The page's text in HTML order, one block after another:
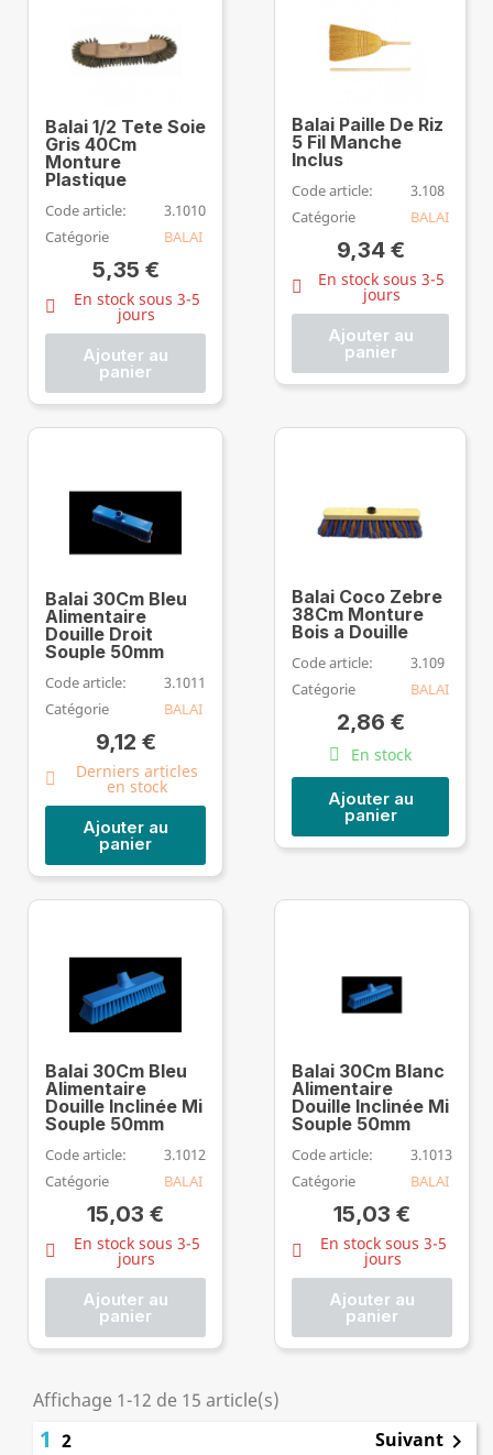
Balai 1/2 Tete Soie
Gris 40Cm
Monture
Plastique
Code article:
3.1010
Catégorie
BALAI
5,35 €
En stock sous 3-5
jours
Ajouter au
panier
Balai Paille De Riz
5 Fil Manche
Inclus
Code article:
3.108
Catégorie
BALAI
9,34 €
En stock sous 3-5
jours
Ajouter au
panier
Balai 30Cm Bleu
Alimentaire
Douille Droit
Souple 50mm
Code article:
3.1011
Catégorie
BALAI
9,12 €
Derniers articles
en stock
Ajouter au
panier
Balai Coco Zebre
38Cm Monture
Bois a Douille
Code article:
3.109
Catégorie
BALAI
2,86 €
En stock
Ajouter au
panier
Balai 30Cm Bleu
Alimentaire
Douille Inclinée Mi
Souple 50mm
Code article:
3.1012
Catégorie
BALAI
15,03 €
En stock sous 3-5
jours
Ajouter au
panier
Balai 30Cm Blanc
Alimentaire
Douille Inclinée Mi
Souple 50mm
Code article:
3.1013
Catégorie
BALAI
15,03 €
En stock sous 3-5
jours
Ajouter au
panier
Affichage 1-12 de 15 article(s)
1 2 Suivant 